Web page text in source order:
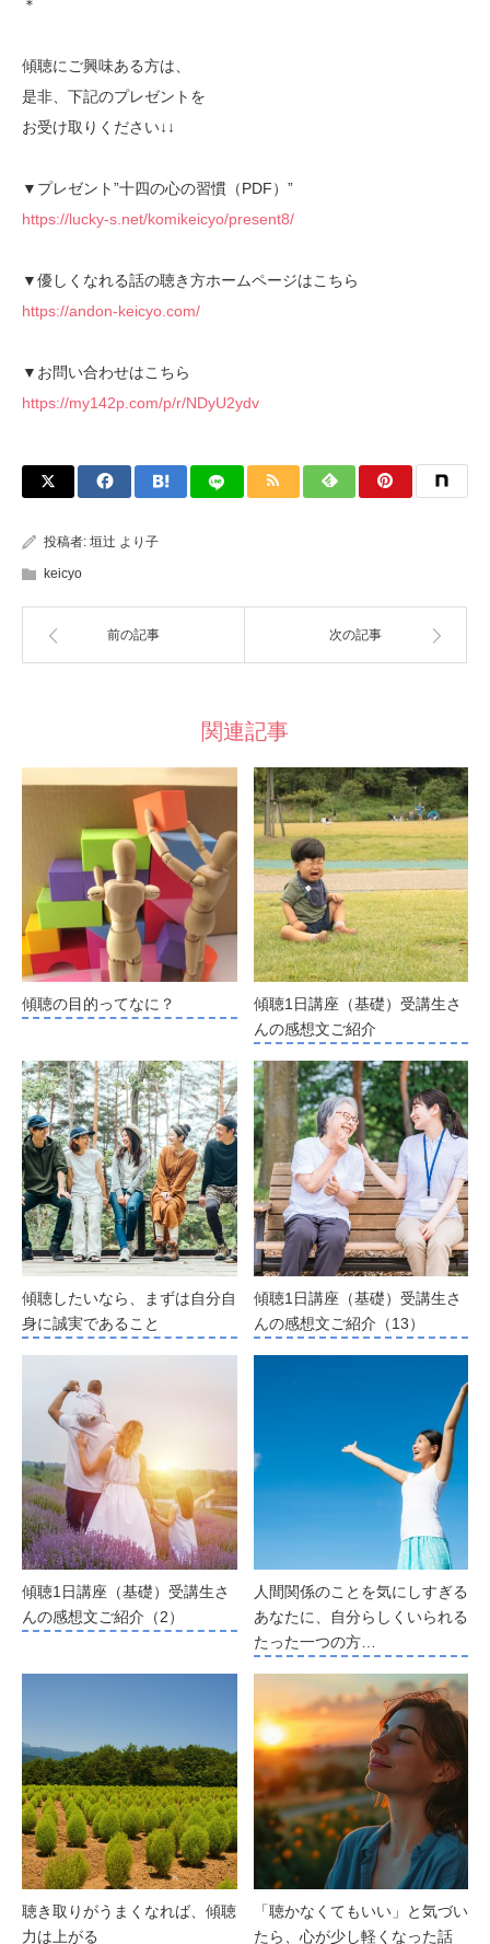
＊
傾聴にご興味ある方は、
是非、下記のプレゼントを
お受け取りください↓↓
▼プレゼント”十四の心の習慣（PDF）”
https://lucky-s.net/komikeicyo/present8/
▼優しくなれる話の聴き方ホームページはこちら
https://andon-keicyo.com/
▼お問い合わせはこちら
https://my142p.com/p/r/NDyU2ydv
投稿者: 垣辻 より子
keicyo
前の記事 次の記事
関連記事
傾聴の目的ってなに？
傾聴1日講座（基礎）受講生さ
んの感想文ご紹介
傾聴したいなら、まずは自分自
身に誠実であること
傾聴1日講座（基礎）受講生さ
んの感想文ご紹介（13）
傾聴1日講座（基礎）受講生さ
んの感想文ご紹介（2）
人間関係のことを気にしすぎる
あなたに、自分らしくいられる
たった一つの方…
聴き取りがうまくなれば、傾聴
力は上がる
「聴かなくてもいい」と気づい
たら、心が少し軽くなった話